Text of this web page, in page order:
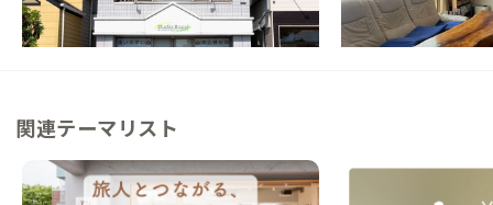
この家からの距離 78km この家からの距離 97km
関連テーマリスト